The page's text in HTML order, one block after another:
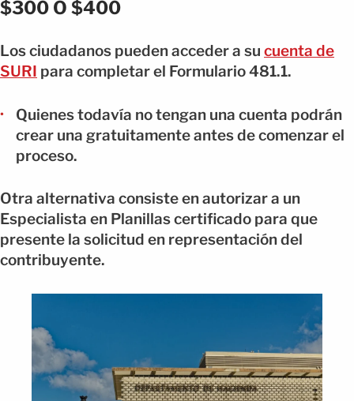
$300 O $400
Los ciudadanos pueden acceder a su cuenta de
SURI para completar el Formulario 481.1.
Quienes todavía no tengan una cuenta podrán
crear una gratuitamente antes de comenzar el
proceso.
Otra alternativa consiste en autorizar a un
Especialista en Planillas certificado para que
presente la solicitud en representación del
contribuyente.